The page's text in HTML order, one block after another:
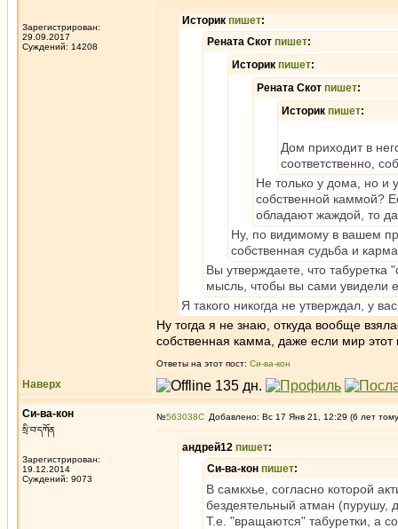
Зарегистрирован:
29.09.2017
Суждений: 14208
Историк пишет:
Рената Скот пишет:
Историк пишет:
Рената Скот пишет:
Историк пишет:
Дом приходит в
соответственно,
Не только у дома, но и
собственной каммой?
обладают жаждой, то
Ну, по видимому в вашем
собственная судьба и
Вы утверждаете, что
мысль, чтобы вы сами увидели
Я такого никогда не утверждал, у
Ну тогда я не знаю, откуда вообще
собственная камма, даже если мир
Ответы на этот пост: Си-ва-кон
Наверх
Си-ва-кон
སྲི་བ་དཀོན
Зарегистрирован:
19.12.2014
Суждений: 9073
№563038 Добавлено: Вс 17 Янв 21, 12:29 (6 лет
андрей12 пишет:
Си-ва-кон пишет:
В самкхье, согласно которой
бездеятельный атман (пурушу,
Т.е. "вращаются" табуретки, а